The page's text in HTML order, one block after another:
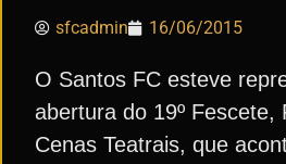
sfcadmin 16/06/2015
O Santos FC esteve
abertura do 19º Fescete,
Cenas Teatrais, que